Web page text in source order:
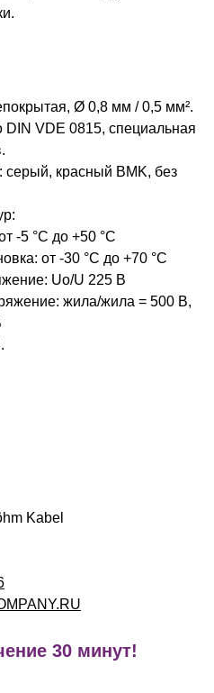
Ø 0,8 мм / 0,5 мм².
DIN VDE 0815, специальная
серый, красный BMK, без
-5 °C до +50 °C
от -30 °C до +70 °C
Uo/U 225 В
жила/жила = 500 В,
Kabel
30 минут!